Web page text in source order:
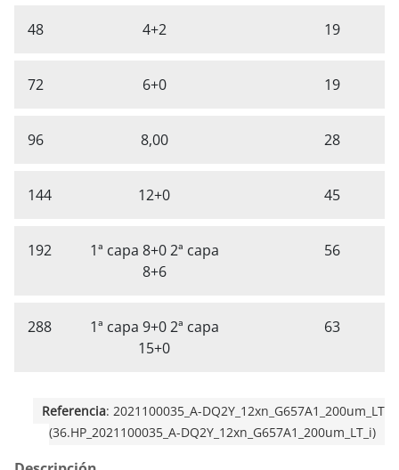
48 4+2 19
72 6+0 19
96 8,00 28
144 12+0 45
192
1ª capa 8+0 2ª capa
8+6
56
288
1ª capa 9+0 2ª capa
15+0
63
Referencia: 2021100035_A-DQ2Y_12xn_G657A1_200um_LT
(36.HP_2021100035_A-DQ2Y_12xn_G657A1_200um_LT_i)